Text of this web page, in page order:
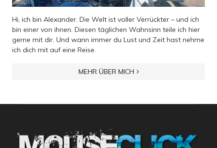
Hi, ich bin Alexander. Die Welt ist voller Verrückter – und ich
bin einer von ihnen. Diesen täglichen Wahnsinn teile ich hier
gerne mit dir. Und wann immer du Lust und Zeit hast nehme
ich dich mit auf eine Reise.
MEHR ÜBER MICH